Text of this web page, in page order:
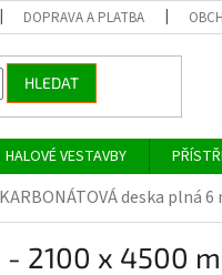
DOPRAVA A PLATBA
HLEDAT
HALOVÉ VESTAVBY
deska plná
- 2100 x 4500